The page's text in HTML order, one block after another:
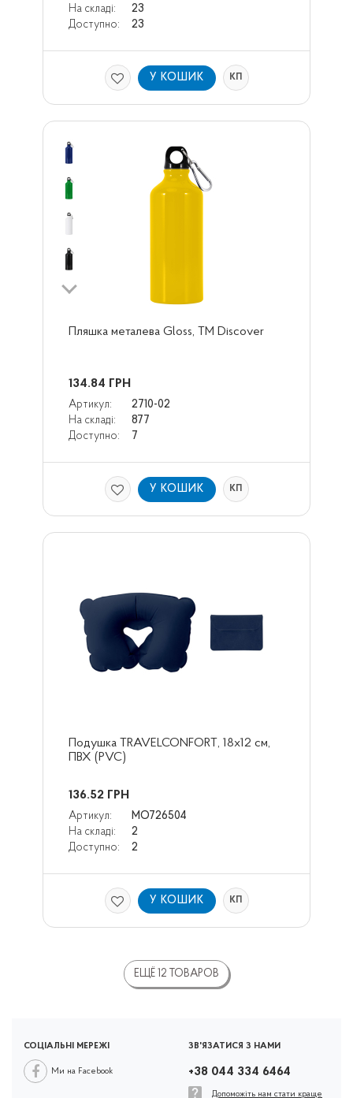
На складі:
23
Доступно:
23
У КОШИК КП
Пляшка металева Gloss, ТМ Discover
134.84 ГРН
Артикул:
2710-02
На складі:
877
Доступно:
7
У КОШИК КП
Подушка TRAVELCONFORT, 18x12 см,
ПВХ (PVC)
136.52 ГРН
Артикул:
MO726504
На складі:
2
Доступно:
2
У КОШИК КП
ЕЩЁ 12 ТОВАРОВ
СОЦІАЛЬНІ МЕРЕЖІ
Ми на Facebook
ЗВ'ЯЗАТИСЯ З НАМИ
+38 044 334 6464
Допоможіть нам стати краще